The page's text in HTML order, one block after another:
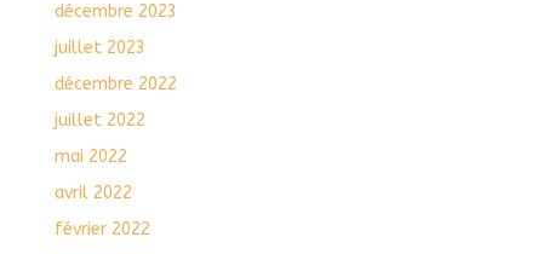
décembre 2023
juillet 2023
décembre 2022
juillet 2022
mai 2022
avril 2022
février 2022